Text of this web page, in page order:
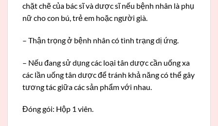
chặt chẽ của bác sĩ và dược sĩ nếu bệnh nhân là phụ
nữ cho con bú, trẻ em hoặc người già.
– Thận trọng ở bệnh nhân có tình trạng dị ứng.
– Nếu đang sử dụng các loại tân dược cần uống xa
các lần uống tân dược để tránh khả năng có thể gây
tương tác giữa các sản phẩm với nhau.
Đóng gói: Hộp 1 viên.